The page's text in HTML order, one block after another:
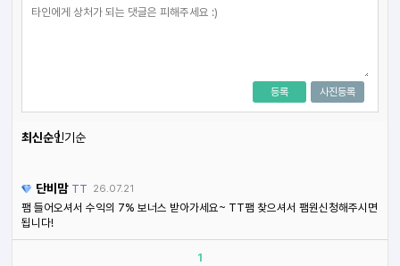
사진등록
등록
최신순인기순
단비맘 TT 26.07.21
팸 들어오셔서 수익의 7% 보너스 받아가세요~ TT팸 찾으셔서 팸원신청해주시면
됩니다!
1